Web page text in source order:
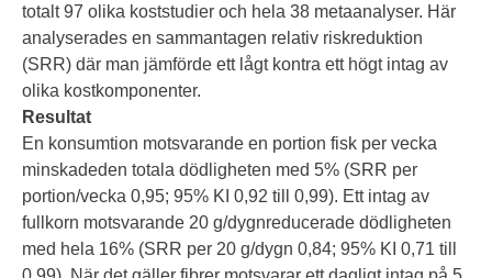
totalt 97 olika koststudier och hela 38 metaanalyser. Här
analyserades en sammantagen relativ riskreduktion
(SRR) där man jämförde ett lågt kontra ett högt intag av
olika kostkomponenter.
Resultat
En konsumtion motsvarande en portion fisk per vecka
minskadeden totala dödligheten med 5% (SRR per
portion/vecka 0,95; 95% KI 0,92 till 0,99). Ett intag av
fullkorn motsvarande 20 g/dygnreducerade dödligheten
med hela 16% (SRR per 20 g/dygn 0,84; 95% KI 0,71 till